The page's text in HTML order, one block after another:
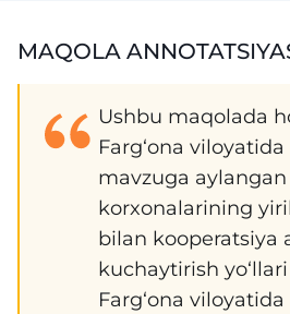
MAQOLA
Ushbu maqolada
Farg‘ona
mavzuga
korxonalarining
bilan kooperatsiya
kuchaytirish
Farg‘ona viloyatida